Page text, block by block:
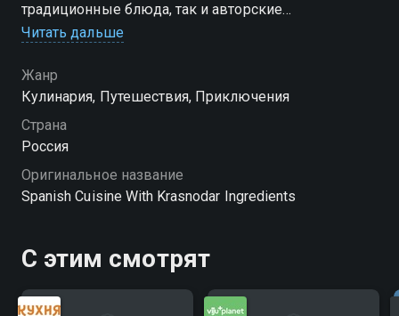
традиционные блюда, так и авторские
интерпретации блюд испанской кухни в исполнении
Читать дальше
Жанр
Кулинария, Путешествия, Приключения
Страна
Россия
Оригинальное название
Spanish Cuisine With Krasnodar Ingredients
С этим смотрят